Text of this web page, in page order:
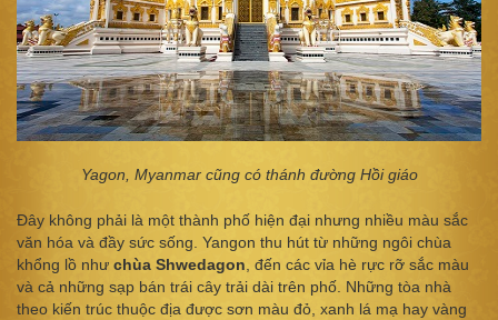
Yagon, Myanmar cũng có thánh đường Hồi giáo
Đây không phải là một thành phố hiện đại nhưng nhiều màu sắc
văn hóa và đầy sức sống. Yangon thu hút từ những ngôi chùa
khổng lồ như chùa Shwedagon, đến các vỉa hè rực rỡ sắc màu
và cả những sạp bán trái cây trải dài trên phố. Những tòa nhà
theo kiến trúc thuộc địa được sơn màu đỏ, xanh lá mạ hay vàng